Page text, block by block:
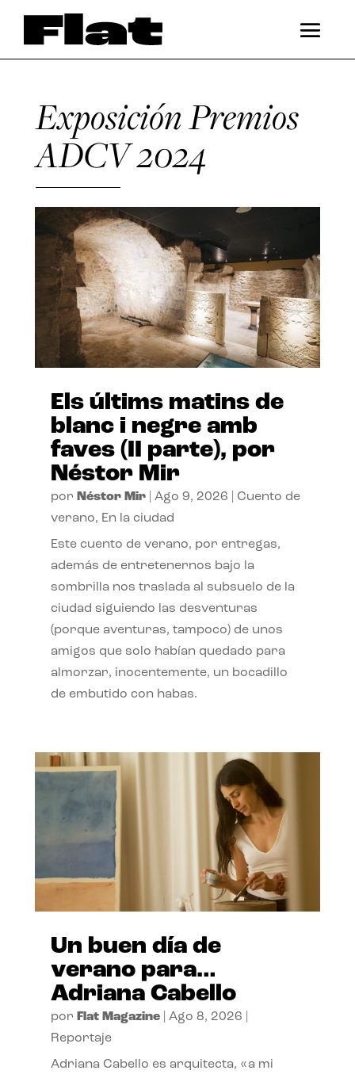
Exposición Premios
ADCV 2024
Els últims matins de
blanc i negre amb
faves (II parte), por
Néstor Mir
por Néstor Mir| Ago 9, 2026
Cuento de
verano, En la ciudad
Este cuento de verano, por entregas,
además de entretenernos bajo la
sombrilla nos traslada al subsuelo de la
ciudad siguiendo las desventuras
(porque aventuras, tampoco) de unos
amigos que solo habían quedado para
almorzar, inocentemente, un bocadillo
de embutido con habas.
Un buen día de
verano para…
Adriana Cabello
por Flat Magazine| Ago 8, 2026
Reportaje
Adriana Cabello es arquitecta, «a mi